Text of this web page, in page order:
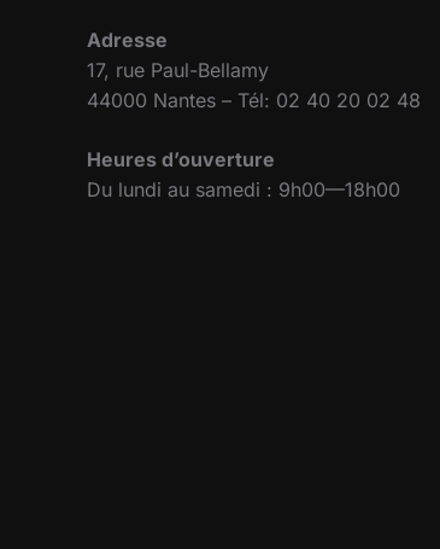
Adresse
17, rue Paul-Bellamy
44000 Nantes – Tél: 02 40 20 02 48
Heures d’ouverture
Du lundi au samedi : 9h00—18h00